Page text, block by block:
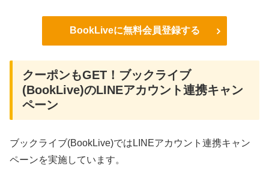
BookLiveに無料会員登録する
クーポンもGET！ブックライブ
(BookLive)のLINEアカウント連携キャン
ペーン
ブックライブ(BookLive)ではLINEアカウント連携キャン
ペーンを実施しています。